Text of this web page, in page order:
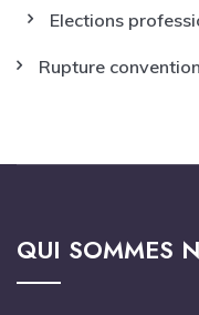
Elections
Rupture
QUI SOMMES